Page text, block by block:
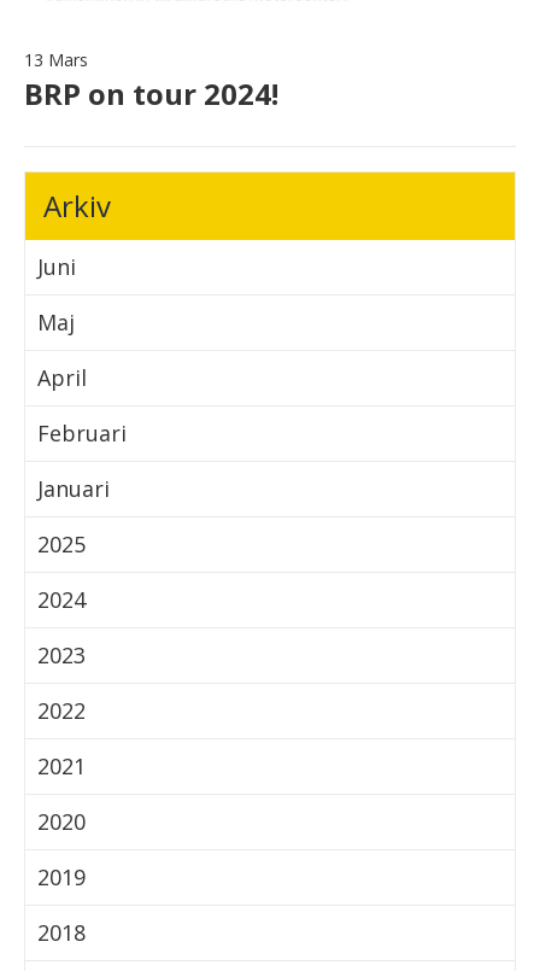
13 Mars
BRP on tour 2024!
Arkiv
Juni
Maj
April
Februari
Januari
2025
2024
2023
2022
2021
2020
2019
2018